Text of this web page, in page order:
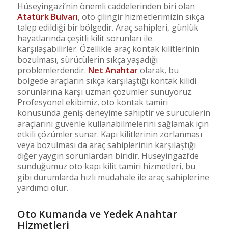
Hüseyingazi’nin önemli caddelerinden biri olan
Atatürk Bulvarı, oto çilingir hizmetlerimizin sıkça
talep edildiği bir bölgedir. Araç sahipleri, günlük
hayatlarında çeşitli kilit sorunları ile
karşılaşabilirler. Özellikle araç kontak kilitlerinin
bozulması, sürücülerin sıkça yaşadığı
problemlerdendir. Net Anahtarolarak, bu
bölgede araçların sıkça karşılaştığı kontak kilidi
sorunlarına karşı uzman çözümler sunuyoruz.
Profesyonel ekibimiz, oto kontak tamiri
konusunda geniş deneyime sahiptir ve sürücülerin
araçlarını güvenle kullanabilmelerini sağlamak için
etkili çözümler sunar. Kapı kilitlerinin zorlanması
veya bozulması da araç sahiplerinin karşılaştığı
diğer yaygın sorunlardan biridir. Hüseyingazi’de
sunduğumuz oto kapı kilit tamiri hizmetleri, bu
gibi durumlarda hızlı müdahale ile araç sahiplerine
yardımcı olur.
Oto Kumanda ve Yedek Anahtar
Hizmetleri